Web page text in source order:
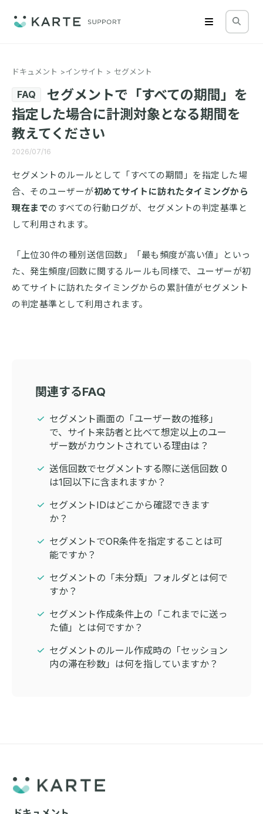
ドキュメント インサイト セグメント
FAQ
セグメントで「すべての期間」を
指定した場合に計測対象となる期間を
教えてください
2026/07/16
セグメントのルールとして「すべての期間」を指定した場
合、そのユーザーが初めてサイトに訪れたタイミングから
現在までのすべての行動ログが、セグメントの判定基準と
して利用されます。
「上位30件の種別送信回数」「最も頻度が高い値」といっ
た、発生頻度/回数に関するルールも同様で、ユーザーが初
めてサイトに訪れたタイミングからの累計値がセグメント
の判定基準として利用されます。
関連するFAQ
セグメント画面の「ユーザー数の推移」
で、サイト来訪者と比べて想定以上のユー
ザー数がカウントされている理由は？
送信回数でセグメントする際に送信回数 0
は1回以下に含まれますか？
セグメントIDはどこから確認できます
か？
セグメントでOR条件を指定することは可
能ですか？
セグメントの「未分類」フォルダとは何で
すか？
セグメント作成条件上の「これまでに送っ
た値」とは何ですか？
セグメントのルール作成時の「セッション
内の滞在秒数」は何を指していますか？